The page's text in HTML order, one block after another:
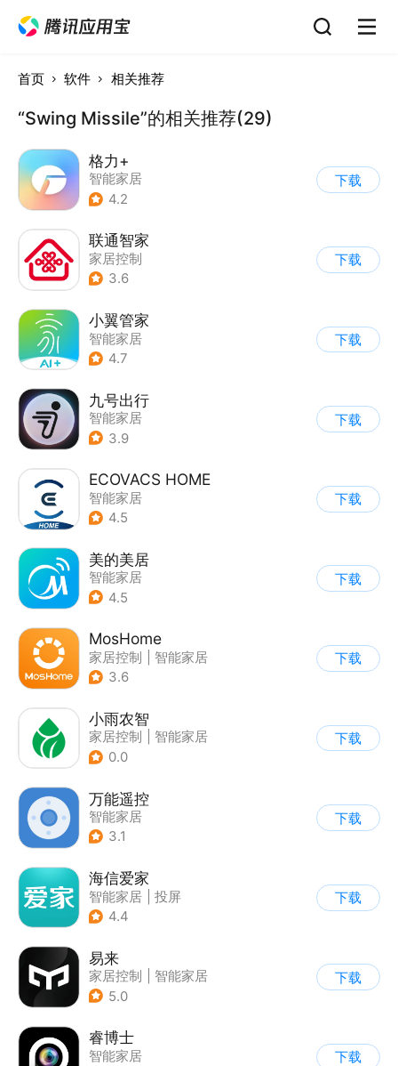
首页 软件 相关推荐
“Swing Missile”的相关推荐(29)
格力+
智能家居
4.2
下载
联通智家
家居控制
3.6
下载
小翼管家
智能家居
4.7
下载
九号出行
智能家居
3.9
下载
ECOVACS HOME
智能家居
4.5
下载
美的美居
智能家居
4.5
下载
MosHome
家居控制
智能家居
3.6
下载
小雨农智
家居控制
智能家居
| 视频监控
0.0
下载
万能遥控
智能家居
3.1
下载
海信爱家
智能家居
投屏
4.4
下载
易来
家居控制
智能家居
| 家居装修
5.0
下载
睿博士
智能家居
下载